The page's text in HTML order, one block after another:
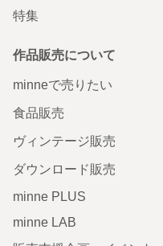
特集
作品販売について
minneで売りたい
食品販売
ヴィンテージ販売
ダウンロード販売
minne PLUS
minne LAB